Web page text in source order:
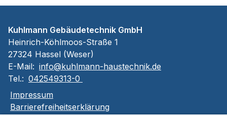
Kuhlmann Gebäudetechnik GmbH
Heinrich-Köhlmoos-Straße 1
27324 Hassel (Weser)
E-Mail: info@kuhlmann-haustechnik.de
Tel.: 042549313-0
Impressum
Barrierefreiheitserklärung